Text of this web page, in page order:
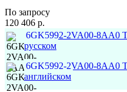
По запросу
120 406 р.
6GK5992-2VA00-8AA0
русском
6GK5992-2VA00-8AA0
английском